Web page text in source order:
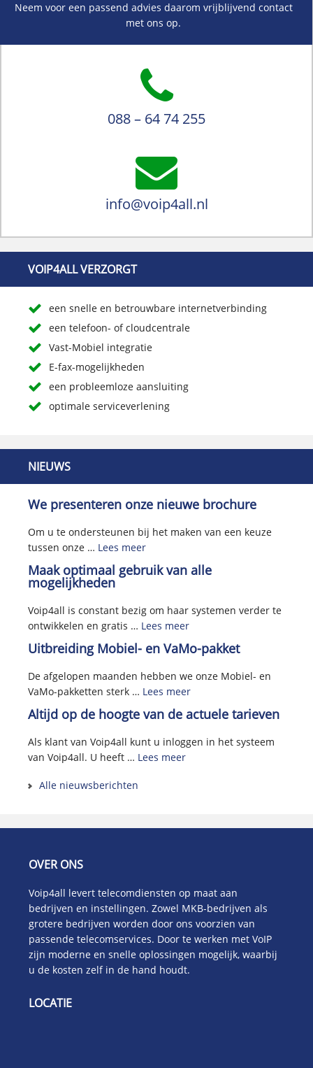
Neem voor een passend advies daarom vrijblijvend contact
met ons op.
088 – 64 74 255
info@voip4all.nl
VOIP4ALL VERZORGT
een snelle en betrouwbare internetverbinding
een telefoon- of cloudcentrale
Vast-Mobiel integratie
E-fax-mogelijkheden
een probleemloze aansluiting
optimale serviceverlening
NIEUWS
We presenteren onze nieuwe brochure
Om u te ondersteunen bij het maken van een keuze
tussen onze … Lees meer
Maak optimaal gebruik van alle
mogelijkheden
Voip4all is constant bezig om haar systemen verder te
ontwikkelen en gratis … Lees meer
Uitbreiding Mobiel- en VaMo-pakket
De afgelopen maanden hebben we onze Mobiel- en
VaMo-pakketten sterk … Lees meer
Altijd op de hoogte van de actuele tarieven
Als klant van Voip4all kunt u inloggen in het systeem
van Voip4all. U heeft … Lees meer
Alle nieuwsberichten
OVER ONS
Voip4all levert telecomdiensten op maat aan
bedrijven en instellingen. Zowel MKB-bedrijven als
grotere bedrijven worden door ons voorzien van
passende telecomservices. Door te werken met VoIP
zijn moderne en snelle oplossingen mogelijk, waarbij
u de kosten zelf in de hand houdt.
LOCATIE